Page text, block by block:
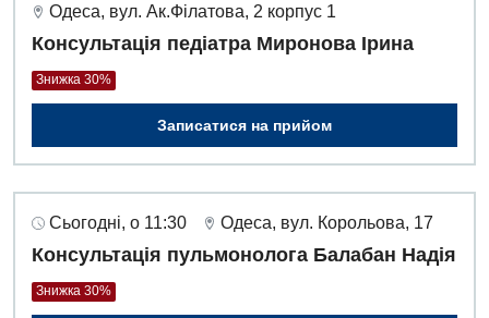
Одеса, вул. Ак.Філатова, 2 корпус 1
Консультація педіатра Миронова Ірина
Знижка 30%
Записатися на прийом
Сьогодні, о 11:30 Одеса, вул. Корольова, 17
Консультація пульмонолога Балабан Надія
Знижка 30%